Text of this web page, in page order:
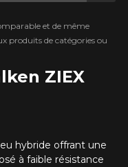
ZIEX
hybride offrant une
à faible résistance
et de même
produits de catégories ou